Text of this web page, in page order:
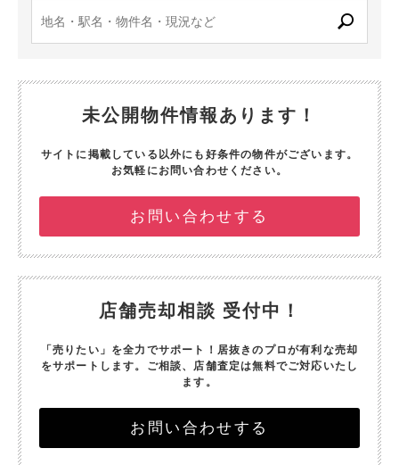
未公開物件情報あります！
サイトに掲載している以外にも好条件の物件がございます。
お気軽にお問い合わせください。
お問い合わせする
店舗売却相談 受付中！
「売りたい」を全力でサポート！ 居抜きのプロが有利な売却
をサポートします。 ご相談、店舗査定は無料でご対応いたし
ます。
お問い合わせする